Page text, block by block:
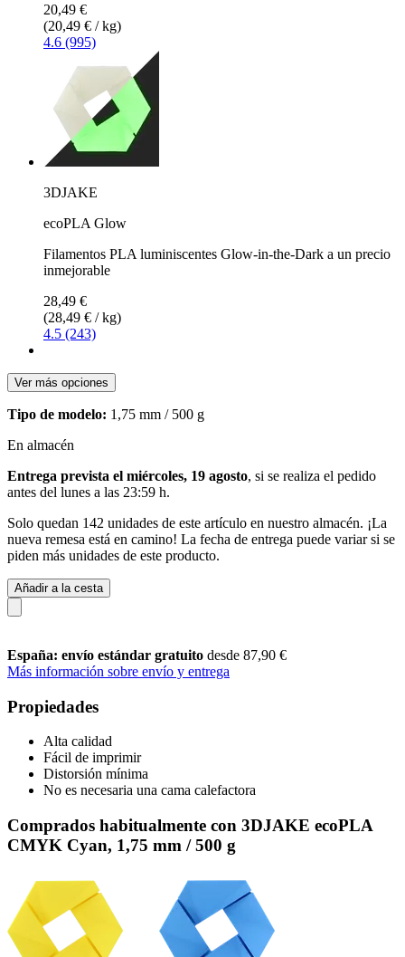
20,49 €
(20,49 € / kg)
4.6 (995)
3DJAKE
ecoPLA Glow
Filamentos PLA luminiscentes Glow-in-the-Dark a un precio
inmejorable
28,49 €
(28,49 € / kg)
4.5 (243)
Ver más opciones
Tipo de modelo: 1,75 mm / 500 g
En almacén
Entrega prevista el miércoles, 19 agosto, si se realiza el pedido
antes del lunes a las 23:59 h.
Solo quedan 142 unidades de este artículo en nuestro almacén. ¡La
nueva remesa está en camino! La fecha de entrega puede variar si se
piden más unidades de este producto.
Añadir a la cesta
España: envío estándar gratuito desde 87,90 €
Más información sobre envío y entrega
Propiedades
Alta calidad
Fácil de imprimir
Distorsión mínima
No es necesaria una cama calefactora
Comprados habitualmente con 3DJAKE ecoPLA
CMYK Cyan, 1,75 mm / 500 g